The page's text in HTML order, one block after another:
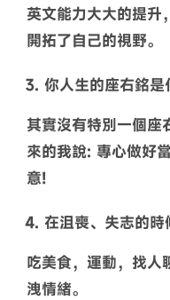
英文能力大大的提升
開拓了自己的視野。
你人生的座右銘是
其實沒有特別一個座
來的我說: 專心做好
意!
在沮喪、失志的時
吃美食，運動，找人
洩情緒。